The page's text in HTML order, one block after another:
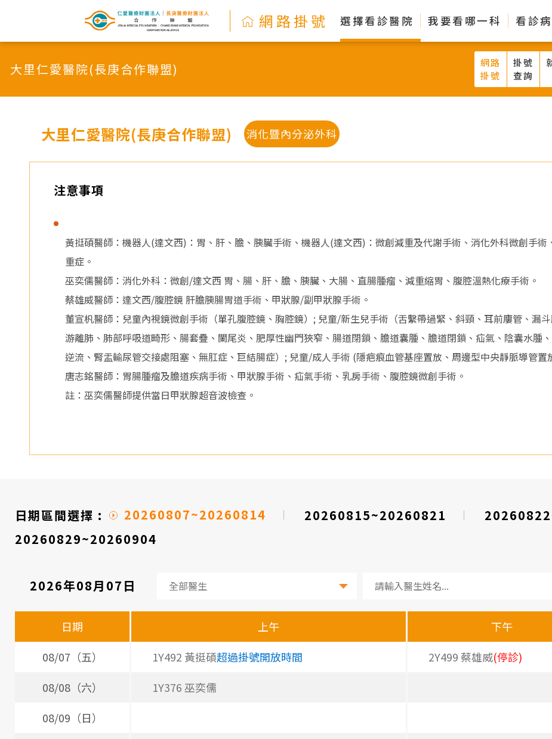
網
路
掛
號
系
統
-
愛
醫
院
網路掛號 選擇看診醫院 我要看哪一科 看診
大里仁愛醫院(長庚合作聯盟)
網路
掛號
掛號
查詢
大里仁愛醫院(長庚合作聯盟) 消化暨內分泌外科
注意事項
黃挺碩醫師：機器人(達文西)：胃、肝、膽、胰臟手術、機器人(達文西)：微創減重及代謝手術、消化外科微創手
重症。
巫奕儒醫師：消化外科：微創/達文西 胃、腸、肝、膽、胰臟、大腸、直腸腫瘤、減重縮胃、腹腔溫熱化療手術。
蔡雄威醫師：達文西/腹腔鏡 肝膽胰腸胃道手術、甲狀腺/副甲狀腺手術。
董宣杋醫師：兒童內視鏡微創手術（單孔腹腔鏡、胸腔鏡）; 兒童/新生兒手術（舌繫帶過緊、斜頸、耳前廔管、漏
游離肺、肺部呼吸道畸形、腸套疊、闌尾炎、肥厚性幽門狹窄、腸道閉鎖、膽道囊腫、膽道閉鎖、疝氣、陰囊水腫
逆流、腎盂輸尿管交接處阻塞、無肛症、巨結腸症）; 兒童/成人手術 (隱疤痕血管基座置放、周邊型中央靜脈導管置
唐志銘醫師：胃腸腫瘤及膽道疾病手術、甲狀腺手術、疝氣手術、乳房手術、腹腔鏡微創手術。
註：巫奕儒醫師提供當日甲狀腺超音波檢查。
日期區間選擇 : 20260807~20260814 20260815~20260821
20260829~20260904
2026年08月07日
診
醫
日期 上午 下午
08/07（五）
1Y492 黃挺碩超過掛號開放時間 2Y499 蔡雄威(停診)
08/08（六）
1Y376 巫奕儒
08/09（日）